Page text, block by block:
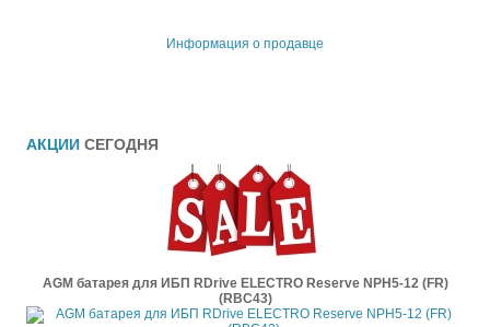
Информация о продавце
АКЦИИ СЕГОДНЯ
AGM батарея для ИБП RDrive ELECTRO Reserve NPH5-12 (FR)
(RBC43)